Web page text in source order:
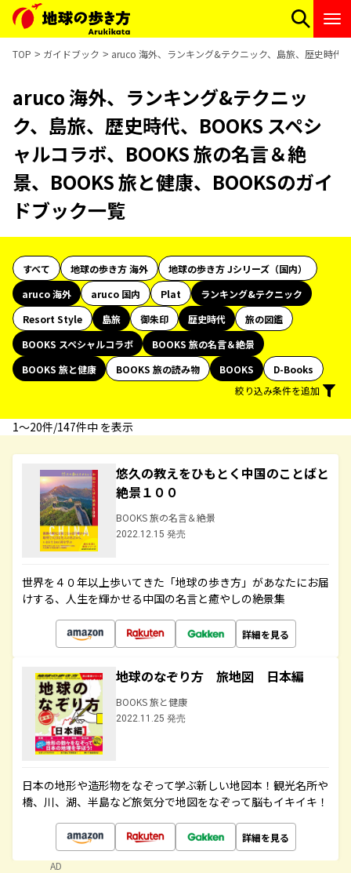
TOP ガイドブック aruco 海外、ランキング&テクニック、島旅、歴史時代
aruco 海外、ランキング&テクニッ
ク、島旅、歴史時代、BOOKS スペシ
ャルコラボ、BOOKS 旅の名言＆絶
景、BOOKS 旅と健康、BOOKSのガイ
ドブック一覧
すべて 地球の歩き方 海外
地球の歩き方 Jシリーズ（国内）
aruco 海外
aruco 国内 Plat
ランキング&テクニック
Resort Style
島旅 御朱印 歴史時代
旅の図鑑
BOOKS スペシャルコラボ
BOOKS 旅の名言＆絶景
BOOKS 旅と健康
BOOKS 旅の読み物 BOOKS
D-Books
絞り込み条件を追加
1〜20件/147件中 を表示
悠久の教えをひもとく中国のことばと
絶景１００
BOOKS 旅の名言＆絶景
2022.12.15 発売
世界を４０年以上歩いてきた「地球の歩き方」があなたにお届
けする、人生を輝かせる中国の名言と癒やしの絶景集
詳細を見る
地球のなぞり方 旅地図 日本編
BOOKS 旅と健康
2022.11.25 発売
日本の地形や造形物をなぞって学ぶ新しい地図本！観光名所や
橋、川、湖、半島など旅気分で地図をなぞって脳もイキイキ！
詳細を見る
AD